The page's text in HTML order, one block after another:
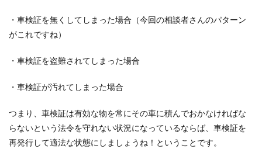
証再
に必
書類
は？
【自分
証再交
付を行
・車検証を無くしてしまった場合（今回の相談者さんのパターン
がこれですね）
・車検証を盗難されてしまった場合
・車検証が汚れてしまった場合
つまり、車検証は有効な物を常にその車に積んでおかなければな
らないという法令を守れない状況になっているならば、車検証を
再発行して適法な状態にしましょうね！ということです。